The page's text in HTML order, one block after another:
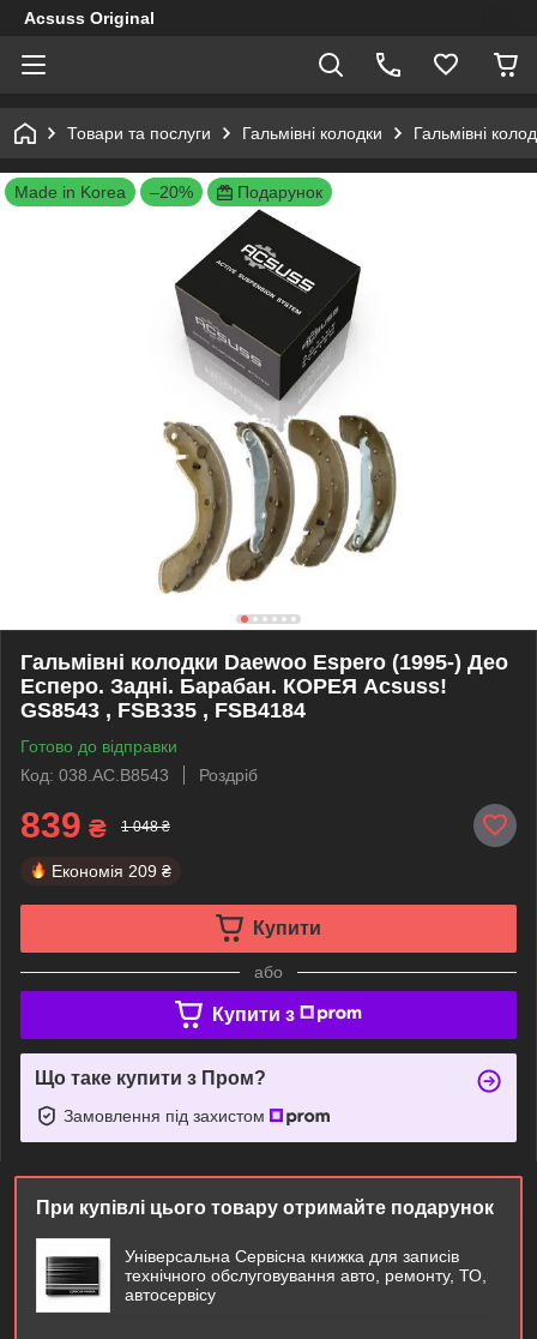
Acsuss Original
Товари та послуги Гальмівні колодки Гальмівні
Made in Korea –20% Подарунок
Гальмівні колодки Daewoo Espero (1995-) Део
Есперо. Задні. Барабан. КОРЕЯ Acsuss!
GS8543 , FSB335 , FSB4184
Готово до відправки
Код: 038.AC.B8543
Роздріб
839 ₴ 1 048 ₴
Економія 209 ₴
Купити
або
Купити з
Що таке купити з Пром?
Замовлення під захистом
При купівлі цього товару отримайте подарунок
Універсальна Сервісна книжка для записів
технічного обслуговування авто, ремонту, ТО,
автосервісу